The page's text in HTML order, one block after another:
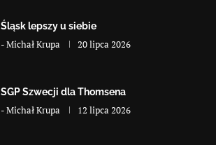
Śląsk lepszy u siebie
-Michał Krupa 20 lipca 2026
SGP Szwecji dla Thomsena
-Michał Krupa 12 lipca 2026